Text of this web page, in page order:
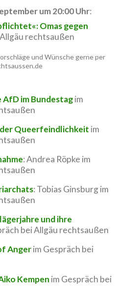
um 20:00 Uhr:
Omas gegen
rechtsaußen
und Wünsche gerne per
AfD im Bundestagim
Queerfeindlichkeit im
: Andrea Röpke im
: Tobias Ginsburg im
und ihre
bei Allgäu rechtsaußen
Angerim Gespräch bei
Kempen im Gespräch bei